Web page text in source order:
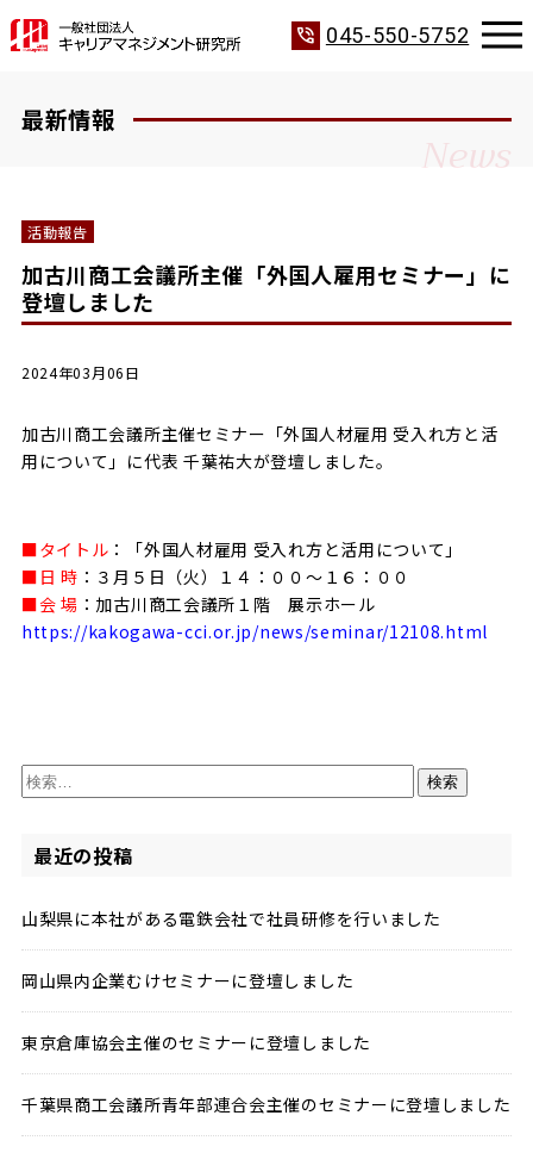
phone_in_talk 045-550-5752
最新情報
News
活動報告
加古川商工会議所主催「外国人雇用セミナー」に
登壇しました
2024年03月06日
加古川商工会議所主催セミナー「外国人材雇用 受入れ方と活
用について」に代表 千葉祐大が登壇しました。
■タイトル ：「外国人材雇用 受入れ方と活用について」
■日 時 ：３月５日（火）１４：００～１６：００
■会 場 ：加古川商工会議所１階 展示ホール
https://kakogawa-cci.or.jp/news/seminar/12108.html
検
索:
最近の投稿
山梨県に本社がある電鉄会社で社員研修を行いました
岡山県内企業むけセミナーに登壇しました
東京倉庫協会主催のセミナーに登壇しました
千葉県商工会議所青年部連合会主催のセミナーに登壇しました